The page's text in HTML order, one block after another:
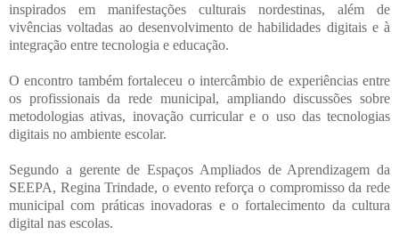
inspirados em manifestações culturais nordestinas, além de
vivências voltadas ao desenvolvimento de habilidades digitais e à
integração entre tecnologia e educação.
O encontro também fortaleceu o intercâmbio de experiências entre
os profissionais da rede municipal, ampliando discussões sobre
metodologias ativas, inovação curricular e o uso das tecnologias
digitais no ambiente escolar.
Segundo a gerente de Espaços Ampliados de Aprendizagem da
SEEPA, Regina Trindade, o evento reforça o compromisso da rede
municipal com práticas inovadoras e o fortalecimento da cultura
digital nas escolas.